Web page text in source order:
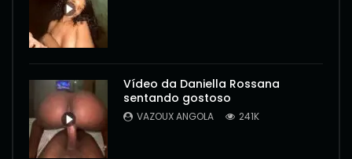
Vídeo da Daniella Rossana
sentando gostoso
VAZOUX ANGOLA 241K